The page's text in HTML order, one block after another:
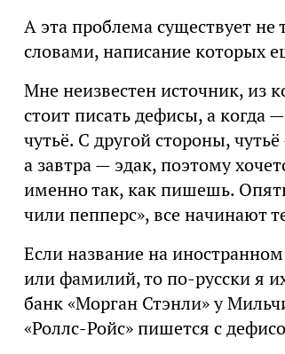
А эта проблема существует
словами, написание которых
Мне неизвестен источник, из
стоит писать дефисы, а когда
чутьё. С другой стороны,
а завтра — эдак, поэтому
именно так, как пишешь.
чили пепперс», все начинают
Если название на
или фамилий, то по-русски я
банк «Морган Стэнли» у
«Роллс-Ройс» пишется с